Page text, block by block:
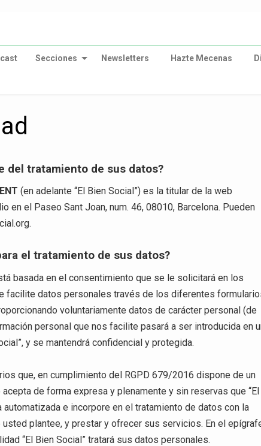
Secciones Newsletters Hazte Mecenas
del tratamiento de sus datos?
(en adelante “El Bien Social”) es la titular de la web
en el Paseo Sant Joan, num. 46, 08010, Barcelona. Pueden
.
el tratamiento de sus datos?
basada en el consentimiento que se le solicitará en los
facilite datos personales través de los diferentes
voluntariamente datos de carácter personal (de
personal que nos facilite pasará a ser introducida en
y se mantendrá confidencial y protegida.
que, en cumplimiento del RGPD 679/2016 dispone de un
de forma expresa y plenamente y sin reservas que “El
e incorpore en el tratamiento de datos con la
plantee, y prestar y ofrecer sus servicios. En el
“El Bien Social” tratará sus datos personales.